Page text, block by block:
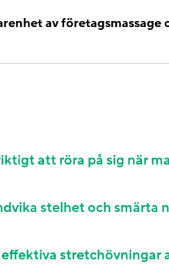
av
att röra på sig när
stelhet och smärta
stretchövningar